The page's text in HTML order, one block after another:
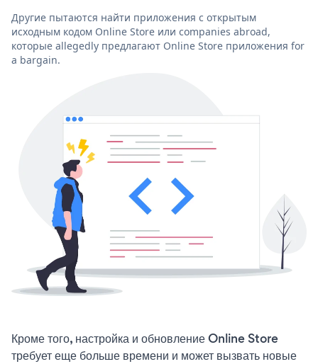
Другие пытаются найти приложения с открытым
исходным кодом Online Store или companies abroad,
которые allegedly предлагают Online Store приложения for
a bargain.
Кроме того, настройка и обновление Online Store
требует еще больше времени и может вызвать новые